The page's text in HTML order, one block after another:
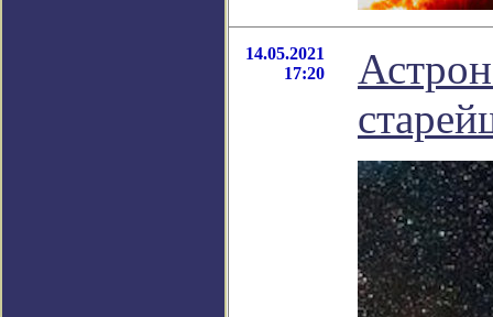
14.05.2021
17:20